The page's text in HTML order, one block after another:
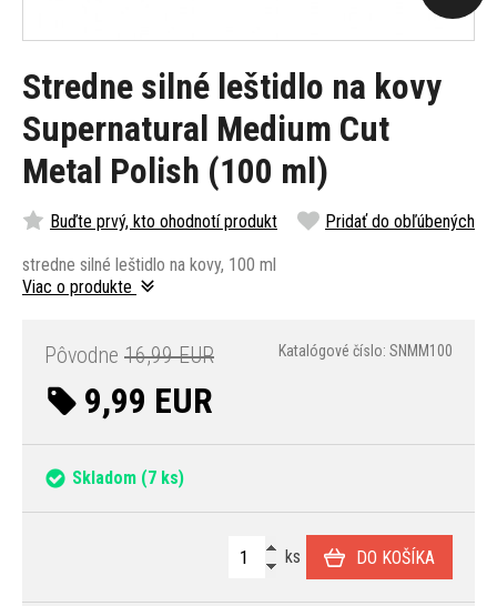
Stredne silné leštidlo na kovy
Supernatural Medium Cut
Metal Polish (100 ml)
Buďte prvý, kto ohodnotí produkt Pridať do obľúbených
stredne silné leštidlo na kovy, 100 ml
Viac o produkte
Pôvodne 16,99 EUR
9,99 EUR
Katalógové číslo: SNMM100
Skladom (7 ks)
ks DO KOŠÍKA